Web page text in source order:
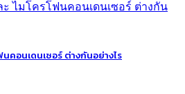
นคอนเดนเซอร์ ต่างกันอย่างไร